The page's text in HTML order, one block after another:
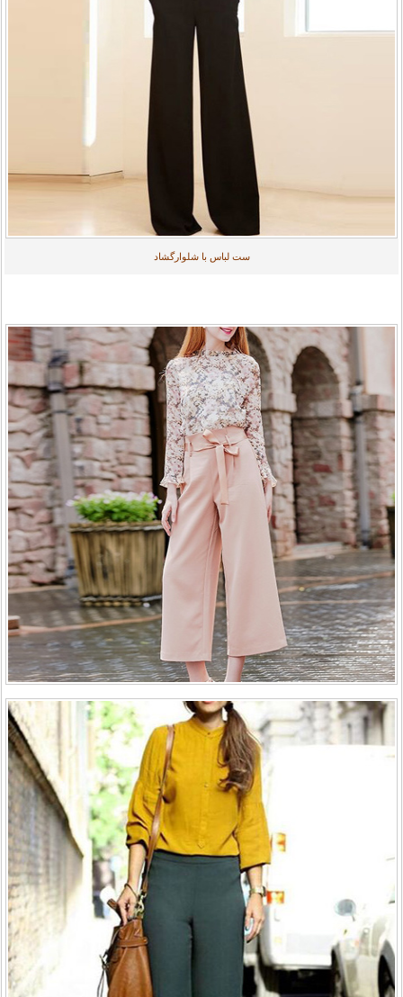
ست لباس با شلوارگشاد